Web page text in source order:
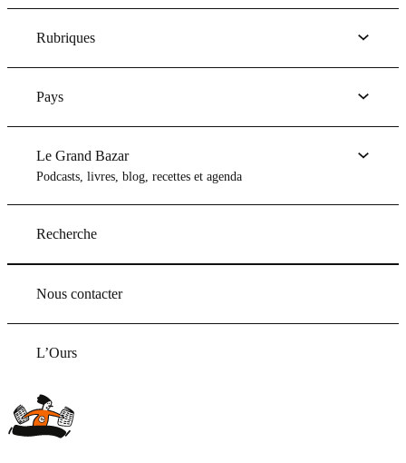
Rubriques
Pays
Le Grand Bazar
Podcasts, livres, blog, recettes et agenda
Recherche
Nous contacter
L’Ours